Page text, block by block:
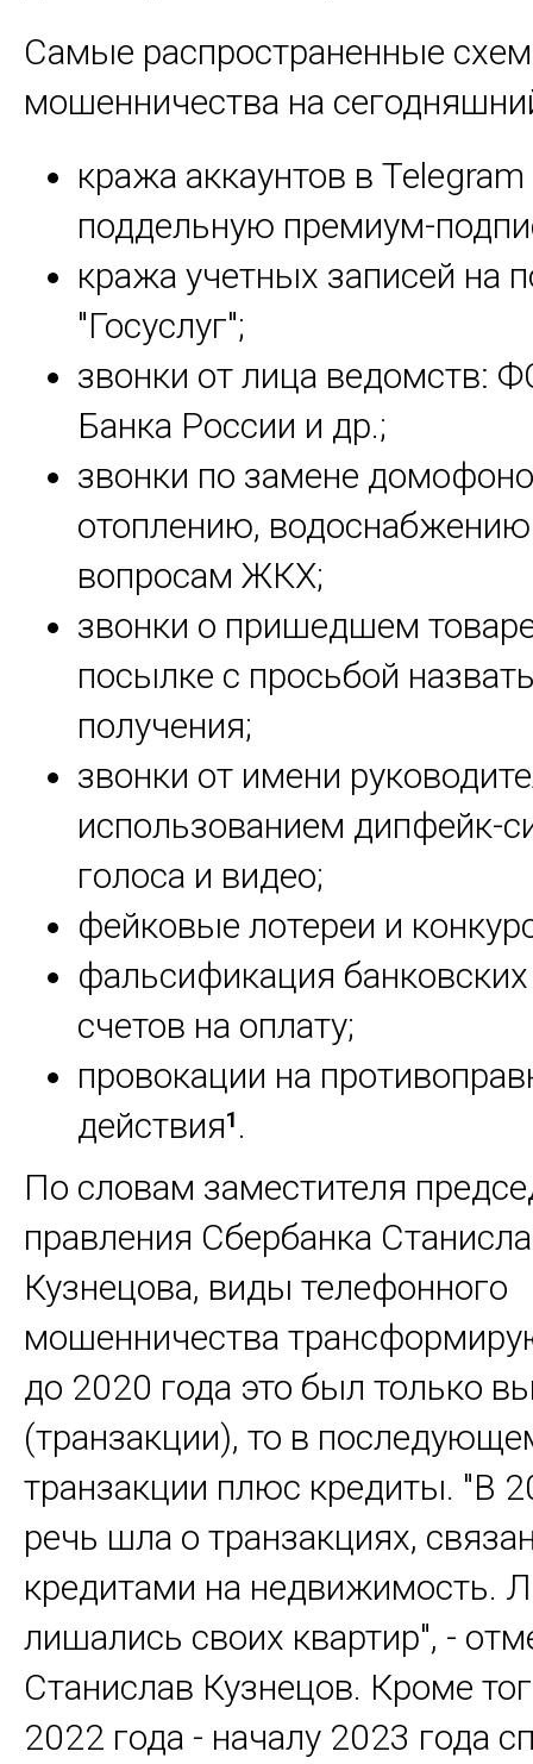
Самые распространенные
мошенничества на
кража аккаунтов в
поддельную премиум-
кража учетных записей на
"Госуслуг";
звонки от лица ведомств:
Банка России и др.;
звонки по замене
отоплению,
вопросам ЖКХ;
звонки о пришедшем
посылке с просьбой
получения;
звонки от имени
использованием дипфейк-
голоса и видео;
фейковые лотереи и
фальсификация
счетов на оплату;
провокации на
действия1 .
По словам заместителя
правления Сбербанка
Кузнецова, виды телефонного
мошенничества
до 2020 года это был только
(транзакции), то в
транзакции плюс кредиты. "В
речь шла о транзакциях,
кредитами на недвижимость.
лишались своих квартир", -
Станислав Кузнецов. Кроме
2022 года - началу 2023 года